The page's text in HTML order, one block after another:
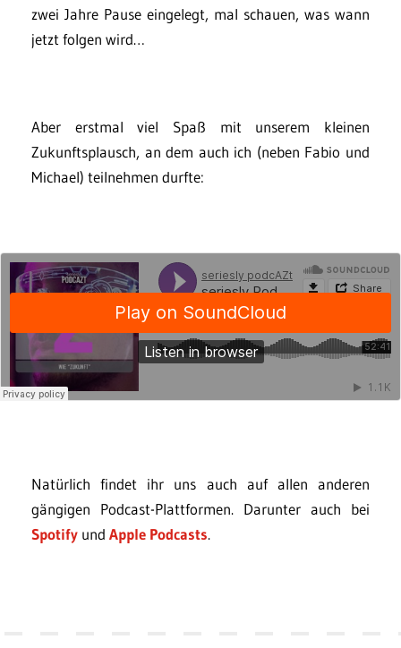
zwei Jahre Pause eingelegt, mal schauen, was wann
jetzt folgen wird…
Aber erstmal viel Spaß mit unserem kleinen
Zukunftsplausch, an dem auch ich (neben Fabio und
Michael) teilnehmen durfte:
Natürlich findet ihr uns auch auf allen anderen
gängigen Podcast-Plattformen. Darunter auch bei
Spotify und Apple Podcasts.